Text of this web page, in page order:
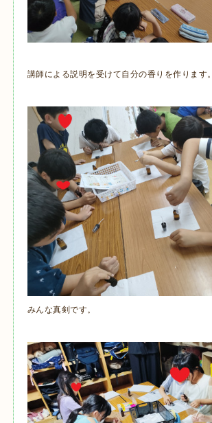
講師による説明を受けて自分の香りを作ります。
みんな真剣です。